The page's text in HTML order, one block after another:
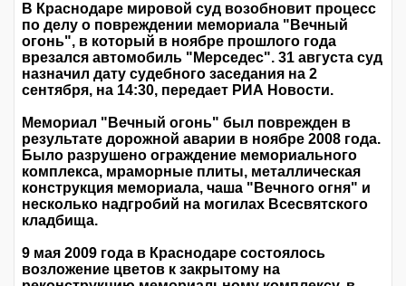
В Краснодаре мировой суд возобновит процесс
по делу о повреждении мемориала "Вечный
огонь", в который в ноябре прошлого года
врезался автомобиль "Мерседес". 31 августа суд
назначил дату судебного заседания на 2
сентября, на 14:30, передает РИА Новости.
Мемориал "Вечный огонь" был поврежден в
результате дорожной аварии в ноябре 2008 года.
Было разрушено ограждение мемориального
комплекса, мраморные плиты, металлическая
конструкция мемориала, чаша "Вечного огня" и
несколько надгробий на могилах Всесвятского
кладбища.
9 мая 2009 года в Краснодаре состоялось
возложение цветов к закрытому на